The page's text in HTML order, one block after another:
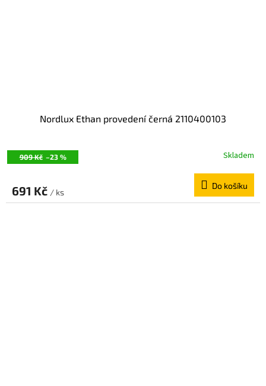
909 Kč –23 %
Nordlux Ethan provedení černá 2110400103
Skladem
691 Kč / ks
Do košíku